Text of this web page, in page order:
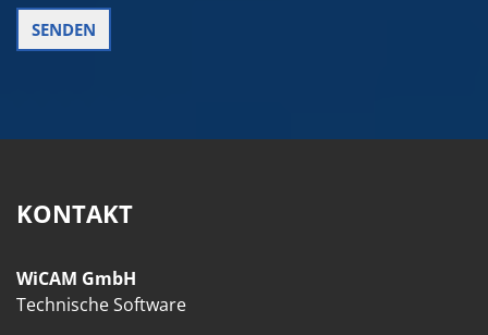
KONTAKT
WiCAM GmbH
Technische Software